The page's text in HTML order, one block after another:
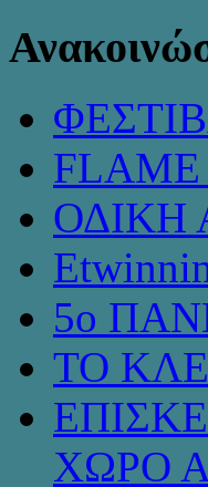
FLAME
ΟΔΙΚΗ
5ο
ΤΟ
ΧΩΡΟ